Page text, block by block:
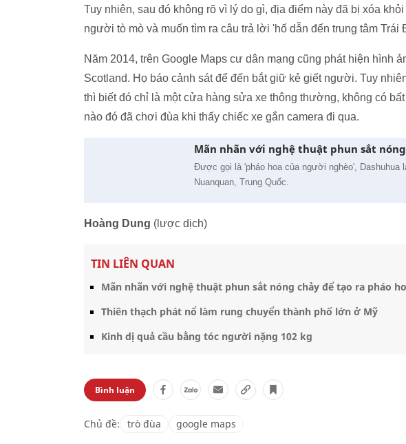
Tuy nhiên, sau đó không rõ vì lý do gì, địa điểm này đã bị xóa
người tò mò và muốn tìm ra câu trả lời 'hố dẫn đến trung tâm Trái
Năm 2014, trên Google Maps cư dân mạng cũng phát hiện hình
Scotland. Họ báo cảnh sát để đến bắt giữ kẻ giết người. Tuy
thì biết đó chỉ là một cửa hàng sửa xe thông thường, không có
nào đó đã chơi đùa khi thấy chiếc xe gắn camera đi qua.
Mãn nhãn với nghệ thuật phun sắt
Được gọi là 'pháo hoa của người nghèo', Dashuhua
Nuanquan, Trung Quốc.
Hoàng Dung (lược dịch)
TIN LIÊN QUAN
Mãn nhãn với nghệ thuật phun sắt nóng chảy để tạo ra pháo
Thiên thạch phát nổ làm rung chuyển thành phố lớn ở Mỹ
Kinh dị quả cầu bằng tóc người nặng 102 kg
Bình luận
Chủ đề: trò đùa google maps